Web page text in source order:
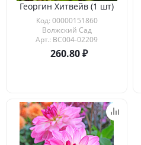
Георгин Хитвейв (1 шт)
Код: 00000151860
Волжский Сад
Арт.: ВС004-02209
260.80